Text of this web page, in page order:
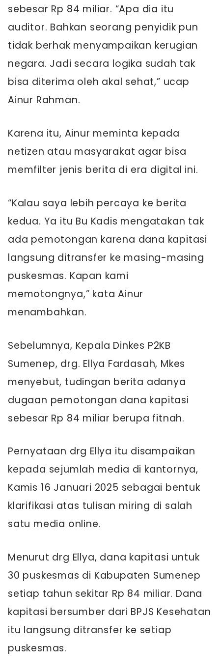
sebesar Rp 84 miliar. “Apa dia itu
auditor. Bahkan seorang penyidik pun
tidak berhak menyampaikan kerugian
negara. Jadi secara logika sudah tak
bisa diterima oleh akal sehat,” ucap
Ainur Rahman.
Karena itu, Ainur meminta kepada
netizen atau masyarakat agar bisa
memfilter jenis berita di era digital ini.
“Kalau saya lebih percaya ke berita
kedua. Ya itu Bu Kadis mengatakan tak
ada pemotongan karena dana kapitasi
langsung ditransfer ke masing-masing
puskesmas. Kapan kami
memotongnya,” kata Ainur
menambahkan.
Sebelumnya, Kepala Dinkes P2KB
Sumenep, drg. Ellya Fardasah, Mkes
menyebut, tudingan berita adanya
dugaan pemotongan dana kapitasi
sebesar Rp 84 miliar berupa fitnah.
Pernyataan drg Ellya itu disampaikan
kepada sejumlah media di kantornya,
Kamis 16 Januari 2025 sebagai bentuk
klarifikasi atas tulisan miring di salah
satu media online.
Menurut drg Ellya, dana kapitasi untuk
30 puskesmas di Kabupaten Sumenep
setiap tahun sekitar Rp 84 miliar. Dana
kapitasi bersumber dari BPJS Kesehatan
itu langsung ditransfer ke setiap
puskesmas.